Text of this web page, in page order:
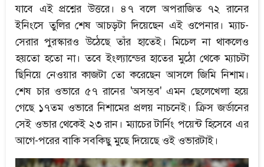
যাবে এই প্রশ্নের উত্তরে। ৪৭ বলে অপরাজিত ৭২ রানের
ইনিংসে তুলির শেষ আচড়টা দিয়েছেন এই ওপেনার। ম্যাচ-
সেরার পুরস্কারও উঠেছে তাঁর হাতেই। মিচেল না থাকলেও
হয়তো হতো না। তবে ইংল্যান্ডের হাতের মুঠো থেকে ম্যাচটা
ছিনিয়ে নেওয়ার কাজটা তো করেছেন আসলে জিমি নিশাম।
শেষ চার ওভারে ৫৭ রানের 'অসম্ভব' এমন ছেলেখেলা হয়ে
গেছে ১৭তম ওভারে নিশামের প্রলয় নাচনেই। ক্রিস জর্ডানের
সেই ওভার থেকেই ২৩ রান। ম্যাচের টার্নিং পয়েন্ট হিসেবে এর
আগে-পরের বাকি সবকিছু মুছে দিয়েছে ওই ওভারটাই।